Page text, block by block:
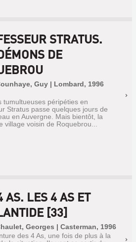
STRATUS.
DE
Guy | Lombard, 1996
tumultueuses péripéties en
Stratus passe quelques jours de
en Auvergne. Mais bientôt, la
voisin de Roquebrou...
AS. LES 4 AS ET
[33]
Georges | Casterman, 1996
des 4 As, une fois de plus à la